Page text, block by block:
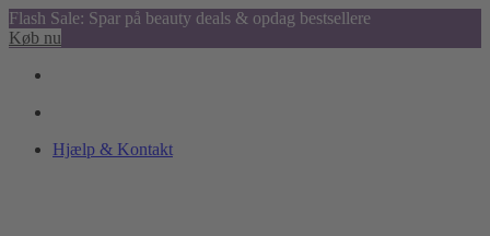
Flash Sale: Spar på beauty deals & opdag bestsellere
Køb nu
Hjælp & Kontakt